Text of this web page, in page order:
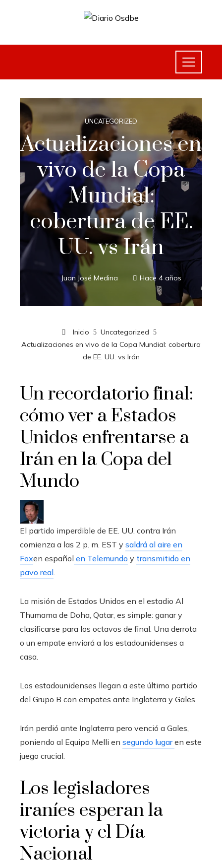
UNCATEGORIZED
Actualizaciones en
vivo de la Copa
Mundial:
cobertura de EE.
UU. vs Irán
Juan José Medina Hace 4 años
Inicio
Uncategorized
Actualizaciones en vivo de la Copa Mundial: cobertura
de EE. UU. vs Irán
Un recordatorio final:
cómo ver a Estados
Unidos enfrentarse a
Irán en la Copa del
Mundo
El partido imperdible de EE. UU. contra Irán
comienza a las 2 p. m. EST y saldrá al aire en
Foxen español en Telemundo y transmitido en
pavo real.
La misión de Estados Unidos en el estadio Al
Thumama de Doha, Qatar, es simple: ganar y
clasificarse para los octavos de final. Una derrota
o un empate enviará a los estadounidenses a
casa.
Los estadounidenses llegan a este último partido
del Grupo B con empates ante Inglaterra y Gales.
Irán perdió ante Inglaterra pero venció a Gales,
poniendo al Equipo Melli en segundo lugaren este
juego crucial.
Los legisladores
iraníes esperan la
victoria y el Día
Nacional